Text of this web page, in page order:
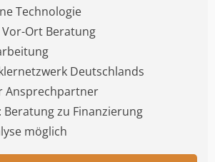
Technologie
Ort Beratung
Deutschlands
Ansprechpartner
Beratung zu Finanzierung
möglich